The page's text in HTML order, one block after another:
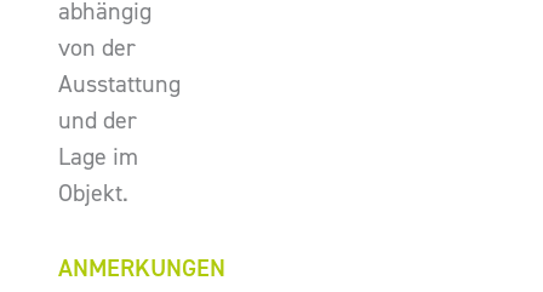
abhängig
von der
Ausstattung
und der
Lage im
Objekt.
ANMERKUNGEN